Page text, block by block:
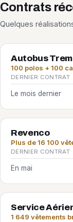
Contrats
Quelques
Autobus
100 polos + 100
DERNIER CONTRAT
Le mois dernier
Revenco
Plus de 16 100
DERNIER CONTRAT
En mai
Service
1 649 vêtements